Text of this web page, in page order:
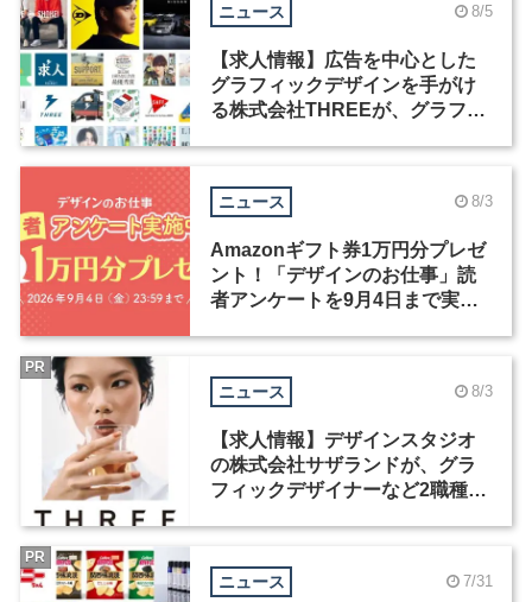
ニュース 8/5
【求人情報】広告を中心とした
グラフィックデザインを手がけ
る株式会社THREEが、グラフィ
ニュース 8/3
Amazonギフト券1万円分プレゼ
ント！「デザインのお仕事」読
者アンケートを9月4日まで実施
ニュース 8/3
【求人情報】デザインスタジオ
の株式会社サザランドが、グラ
フィックデザイナーなど2職種を
PR
ニュース 7/31
PR